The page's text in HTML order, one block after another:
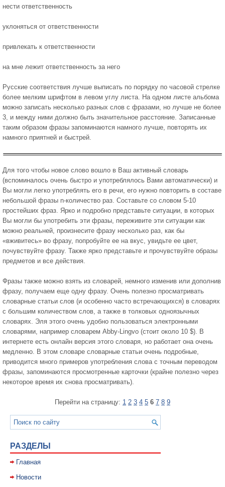
нести ответственность
уклоняться от ответственности
привлекать к ответственности
на мне лежит ответственность за него
Русские соответствия лучше выписать по порядку по часовой стрелке
более мелким шрифтом в левом углу листа. На одном листе альбома
можно записать несколько разных слов с фразами, но лучше не более
3, и между ними должно быть значительное расстояние. Записанные
таким образом фразы запоминаются намного лучше, повторять их
намного приятней и быстрей.
Для того чтобы новое слово вошло в Ваш активный словарь
(вспоминалось очень быстро и употреблялось Вами автоматически) и
Вы могли легко употреблять его в речи, его нужно повторить в составе
небольшой фразы n-количество раз. Составьте со словом 5-10
простейших фраз. Ярко и подробно представьте ситуации, в которых
Вы могли бы употребить эти фразы, переживите эти ситуации как
можно реальней, произнесите фразу несколько раз, как бы
«вживитесь» во фразу, попробуйте ее на вкус, увидьте ее цвет,
почувствуйте фразу. Также ярко представьте и прочувствуйте образы
предметов и все действия.
Фразы также можно взять из словарей, немного изменив или дополнив
фразу, получаем еще одну фразу. Очень полезно просматривать
словарные статьи слов (и особенно часто встречающихся) в словарях
с большим количеством слов, а также в толковых одноязычных
словарях. Эля этого очень удобно пользоваться электронными
словарями, например словарем Abby-Lingvo (стоит около 10 $). В
интернете есть онлайн версия этого словаря, но работает она очень
медленно. В этом словаре словарные статьи очень подробные,
приводится много примеров употребления слова с точным переводом
фразы, запоминаются просмотренные карточки (крайне полезно через
некоторое время их снова просматривать).
Перейти на страницу: 1 2 3 4 5 6 7 8 9
РАЗДЕЛЫ
Главная
Новости